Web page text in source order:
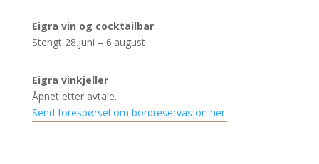
Eigra vin og cocktailbar
Stengt 28.juni – 6.august
Eigra vinkjeller
Åpnet etter avtale.
Send forespørsel om bordreservasjon her.